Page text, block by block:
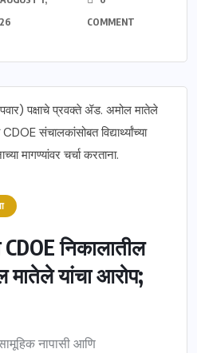
COMMENT
CDOE निकालातील
मातेले यांचा आरोप;
नापासी आणि